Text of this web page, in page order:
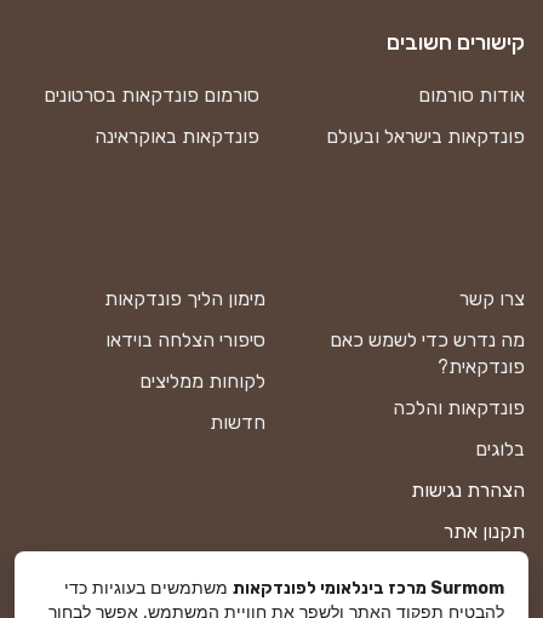
צרו קשר
מה נדרש כדי לשמש כאם
פונדקאית?
פונדקאות והלכה
בלוגים
הצהרת נגישות
תקנון אתר
מימון הליך פונדקאות
סיפורי הצלחה בוידאו
לקוחות ממליצים
חדשות
קישורים חשובים
אודות סורמום
סורמום פונדקאות בסרטונים
פונדקאות בישראל ובעולם
פונדקאות באוקראינה
Surmom מרכז בינלאומי לפונדקאות
משתמשים בעוגיות כדי
להבטיח תפקוד האתר ולשפר את חוויית המשתמש. אפשר לבחור